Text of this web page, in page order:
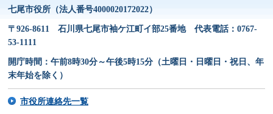
七尾市役所（法人番号4000020172022）
〒926-8611 石川県七尾市袖ケ江町イ部25番地 代表電話：0767-
53-1111
開庁時間：午前8時30分～午後5時15分（土曜日・日曜日・祝日、年
末年始を除く）
市役所連絡先一覧